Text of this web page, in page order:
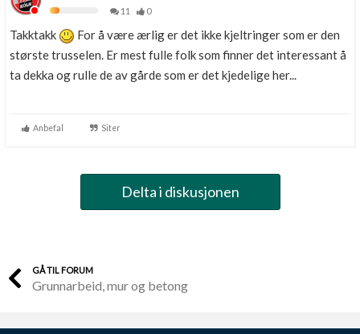
11
0
Takktakk
For å være ærlig er det ikke kjeltringer som er den
største trusselen. Er mest fulle folk som finner det interessant å
ta dekka og rulle de av gårde som er det kjedelige her...
Anbefal Siter
Delta i diskusjonen
GÅ TIL FORUM
Grunnarbeid, mur og betong